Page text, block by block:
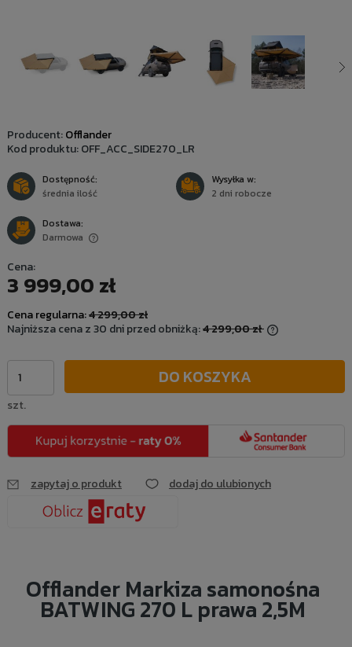
Producent:Offlander
Kod produktu:OFF_ACC_SIDE270_LR
Dostępność:
średnia ilość
Wysyłka w:
2 dni robocze
Dostawa:
Darmowa
Cena:
3 999,00 zł
Cena regularna:4 299,00 zł
Najniższa cena z 30 dni przed obniżką:4 299,00 zł
niż 30 dni,
się w
szt.
DO KOSZYKA
zapytaj o produkt dodaj do ulubionych
Offlander Markiza samonośna
BATWING 270 L prawa 2,5M